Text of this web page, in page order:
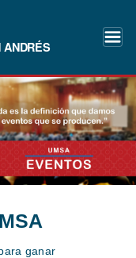
ANDRÉS
ganar